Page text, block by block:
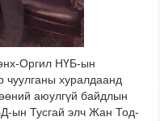
Оргил НҮБ-ын
чуулганы хуралдаанд
аюулгүй байдлын
ын Тусгай элч Жан Тод-